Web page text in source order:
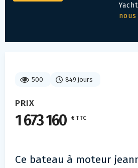
500 849 jours
PRIX
1 673 160 € TTC
Ce bateau à moteur